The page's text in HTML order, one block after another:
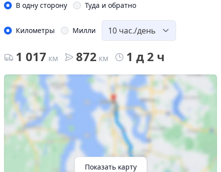
В одну сторону Туда и обратно
Километры Милли
1 017 км 872 км 1 д 2 ч
Показать карту